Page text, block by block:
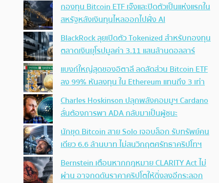
กองทุน Bitcoin ETF เจ๊งและปิดตัวเป็นแห่งแรกใน
สหรัฐหลังเงินทุนไหลออกไปฝั่ง AI
BlackRock ลุยเปิดตัว Tokenized สำหรับกองทุน
ตลาดเงินยุโรปมูลค่า 3.11 แสนล้านดอลลาร์
แบงก์ใหญ่สุดของอิตาลี ลดสัดส่วน Bitcoin ETF
ลง 99% หันลงทุน ใน Ethereum แทนถึง 3 เท่า
Charles Hoskinson ปลุกพลังคอมมูฯ Cardano
ลั่นต้องการพา ADA กลับมาเป็นผู้ชนะ
นักขุด Bitcoin สาย Solo เจอบล็อก รับทรัพย์คน
เดียว 6.6 ล้านบาท ไม่สนวิกฤตศรัทธาคริปโทฯ
Bernstein เตือนหากกฎหมาย CLARITY Act ไม่
ผ่าน อาจกดดันราคาคริปโตให้ดิ่งลงอีกระลอก